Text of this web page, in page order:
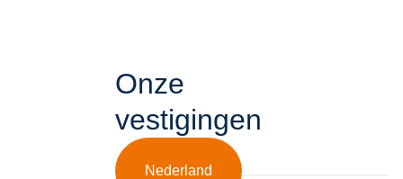
Onze
vestigingen
Nederland